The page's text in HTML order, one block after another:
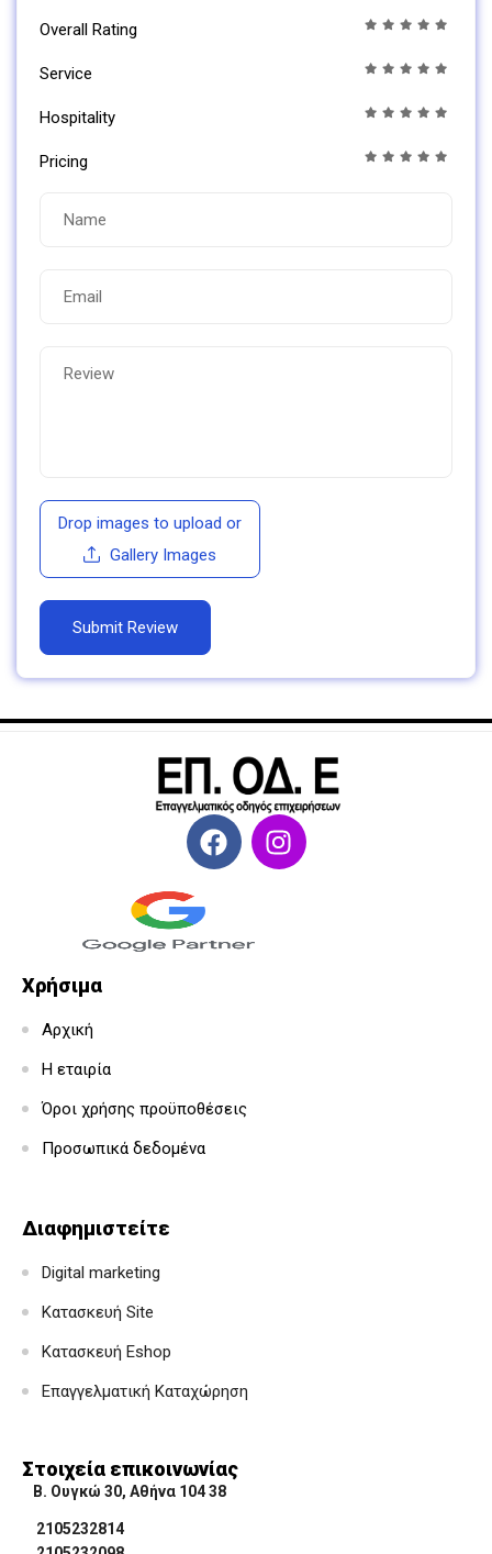
Overall Rating
Service
Hospitality
Pricing
Drop images to upload or
Gallery Images
Χρήσιμα
Αρχική
Η εταιρία
Όροι χρήσης προϋποθέσεις
Προσωπικά δεδομένα
Διαφημιστείτε
Digital marketing
Κατασκευή Site
Κατασκευή Eshop
Επαγγελματική Καταχώρηση
Στοιχεία επικοινωνίας
Β. Ουγκώ 30, Αθήνα 104 38
2105232814